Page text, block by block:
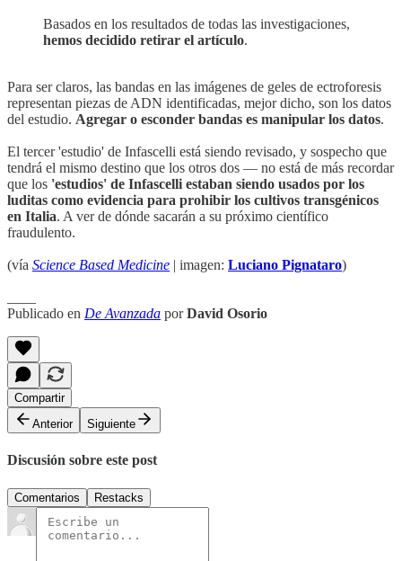
Basados en los resultados de todas las investigaciones,
hemos decidido retirar el artículo.
Para ser claros, las bandas en las imágenes de geles de ectroforesis
representan piezas de ADN identificadas, mejor dicho, son los datos
del estudio. Agregar o esconder bandas es manipular los datos.
El tercer 'estudio' de Infascelli está siendo revisado, y sospecho que
tendrá el mismo destino que los otros dos — no está de más recordar
que los 'estudios' de Infascelli estaban siendo usados por los
luditas como evidencia para prohibir los cultivos transgénicos
en Italia. A ver de dónde sacarán a su próximo científico
fraudulento.
(vía Science Based Medicine | imagen: Luciano Pignataro)
Publicado en De Avanzada porDavid Osorio
Compartir
Anterior
Siguiente
Discusión sobre este post
Comentarios Restacks